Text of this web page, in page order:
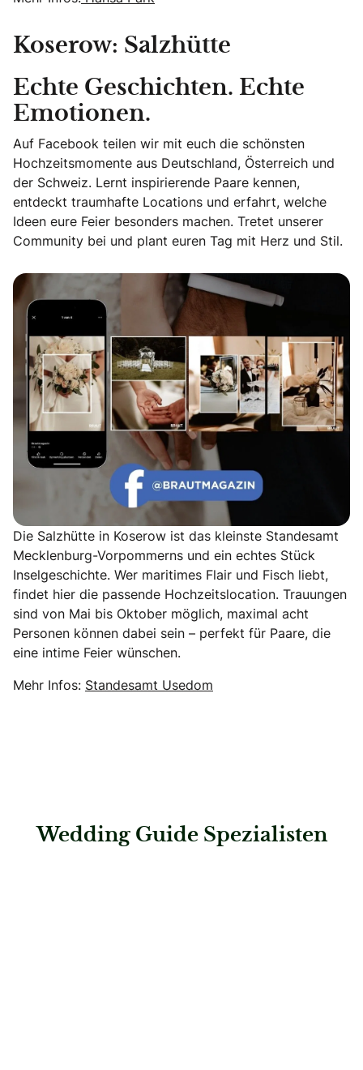
Koserow: Salzhütte
Echte Geschichten. Echte
Emotionen.
Auf Facebook teilen wir mit euch die schönsten
Hochzeitsmomente aus Deutschland, Österreich und
der Schweiz. Lernt inspirierende Paare kennen,
entdeckt traumhafte Locations und erfahrt, welche
Ideen eure Feier besonders machen. Tretet unserer
Community bei und plant euren Tag mit Herz und Stil.
Echte Geschichten. Echte Emotionen.
Die Salzhütte in Koserow ist das kleinste Standesamt
Mecklenburg-Vorpommerns und ein echtes Stück
Inselgeschichte. Wer maritimes Flair und Fisch liebt,
findet hier die passende Hochzeitslocation. Trauungen
sind von Mai bis Oktober möglich, maximal acht
Personen können dabei sein – perfekt für Paare, die
eine intime Feier wünschen.
Mehr Infos: Standesamt Usedom
Wedding Guide Spezialisten